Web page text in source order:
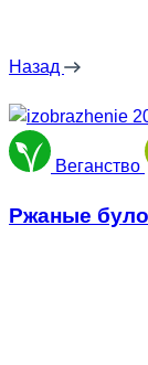
Назад
Веганство
Ржаные